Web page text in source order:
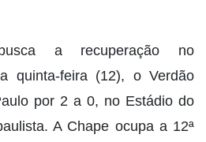
a recuperação no
quinta-feira (12), o Verdão
por 2 a 0, no Estádio do
A Chape ocupa a 12ª